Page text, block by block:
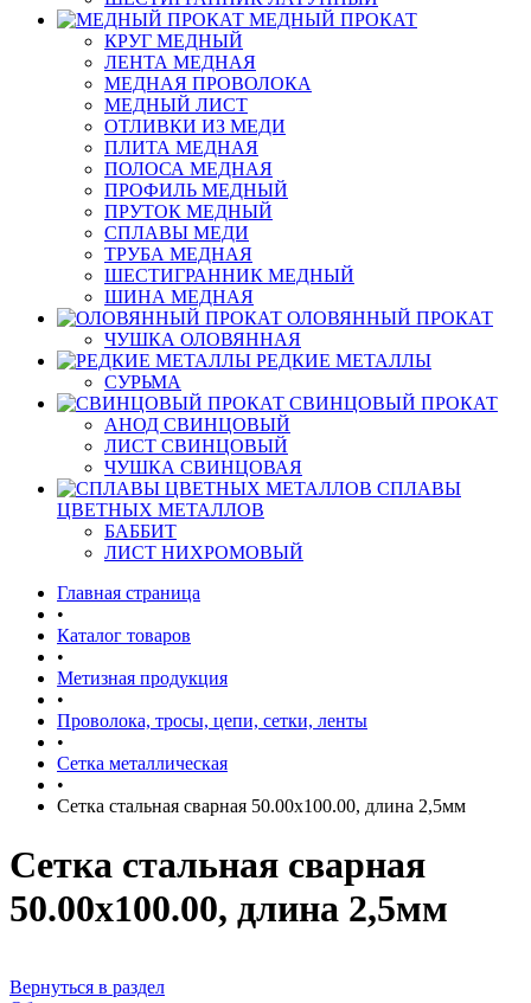
МЕДНЫЙ ПРОКАТ
КРУГ МЕДНЫЙ
ЛЕНТА МЕДНАЯ
МЕДНАЯ ПРОВОЛОКА
МЕДНЫЙ ЛИСТ
ОТЛИВКИ ИЗ МЕДИ
ПЛИТА МЕДНАЯ
ПОЛОСА МЕДНАЯ
ПРОФИЛЬ МЕДНЫЙ
ПРУТОК МЕДНЫЙ
СПЛАВЫ МЕДИ
ТРУБА МЕДНАЯ
ШЕСТИГРАННИК МЕДНЫЙ
ШИНА МЕДНАЯ
ОЛОВЯННЫЙ ПРОКАТ
ЧУШКА ОЛОВЯННАЯ
РЕДКИЕ МЕТАЛЛЫ
СУРЬМА
СВИНЦОВЫЙ ПРОКАТ
АНОД СВИНЦОВЫЙ
ЛИСТ СВИНЦОВЫЙ
ЧУШКА СВИНЦОВАЯ
СПЛАВЫ
ЦВЕТНЫХ МЕТАЛЛОВ
БАББИТ
ЛИСТ НИХРОМОВЫЙ
Главная страница
•
Каталог товаров
•
Метизная продукция
•
Проволока, тросы, цепи, сетки, ленты
•
Сетка металлическая
•
Сетка стальная сварная 50.00x100.00, длина 2,5мм
Сетка стальная сварная
50.00x100.00, длина 2,5мм
Вернуться в раздел